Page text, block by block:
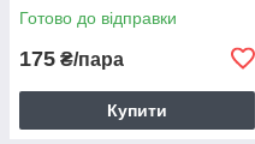
Готово до відправки
175 ₴/пара
Купити